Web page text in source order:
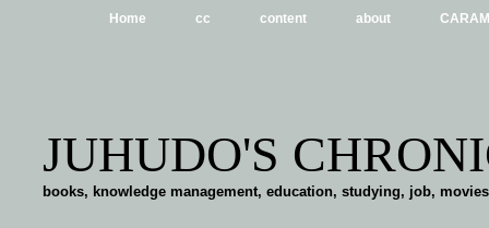
Home cc content about
JUHUDO'S
books, knowledge management, education, studying, job,